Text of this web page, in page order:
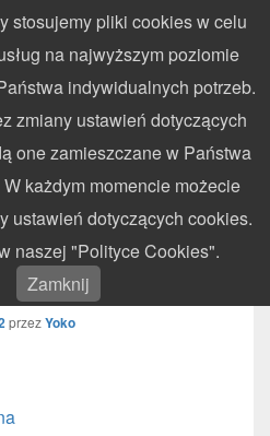
czasu – chronometraż zawodów
sportowych
Warszawskiego
21.08.2022
przezYoko
stosujemy pliki cookies w celu
na najwyższym poziomie
indywidualnych potrzeb.
zmiany ustawień dotyczących
one zamieszczane w Państwa
każdym momencie możecie
ustawień dotyczących cookies.
naszej "Polityce Cookies".
Zamknij